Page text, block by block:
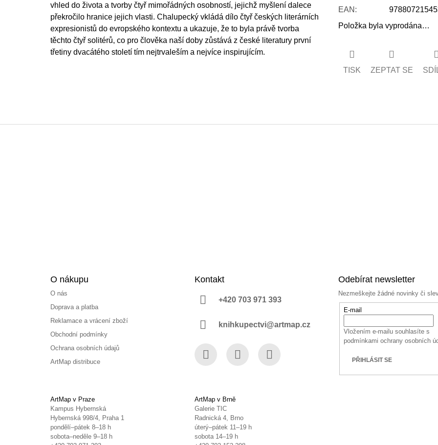
vhled do života a tvorby čtyř mimořádných osobností, jejichž myšlení dalece
překročilo hranice jejich vlasti. Chalupecký vkládá dílo čtyř českých literárních
expresionistů do evropského kontextu a ukazuje, že to byla právě tvorba
těchto čtyř solitérů, co pro člověka naší doby zůstává z české literatury první
třetiny dvacátého století tím nejtrvaleším a nejvíce inspirujícím.
EAN :
Položka byla vyprodána…
TISK ZEPTAT SE
O nákupu
O nás
Doprava a platba
Reklamace a vrácení zboží
Obchodní podmínky
Ochrana osobních údajů
ArtMap distribuce
Kontakt
+420 703 971 393
knihkupectvi@artmap.cz
Odebírat newsletter
Nezmeškejte žádné novinky či
E-mail
Vložením e-mailu souhlasíte s
podmínkami ochrany osobních
PŘIHLÁSIT SE
ArtMap v Praze
Kampus Hybernská
Hybernská 998/4, Praha 1
pondělí–pátek 8–18 h
sobota–neděle 9–18 h
ArtMap v Brně
Galerie TIC
Radnická 4, Brno
úterý–pátek 11–19 h
sobota 14–19 h